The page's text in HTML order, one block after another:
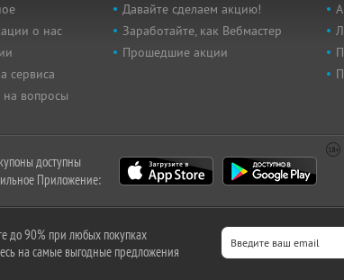
о нас
сервиса
на вопросы
Давайте сделаем акцию!
Заработайте, как Вебмастер
Прошедшие акции
доступны
Приложение:
до 90% при любых покупках
на самые выгодные предложения